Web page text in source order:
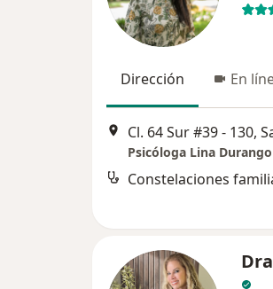
Dirección En
Cl. 64 Sur #39 - 130,
Psicóloga Lina Durango
Constelaciones